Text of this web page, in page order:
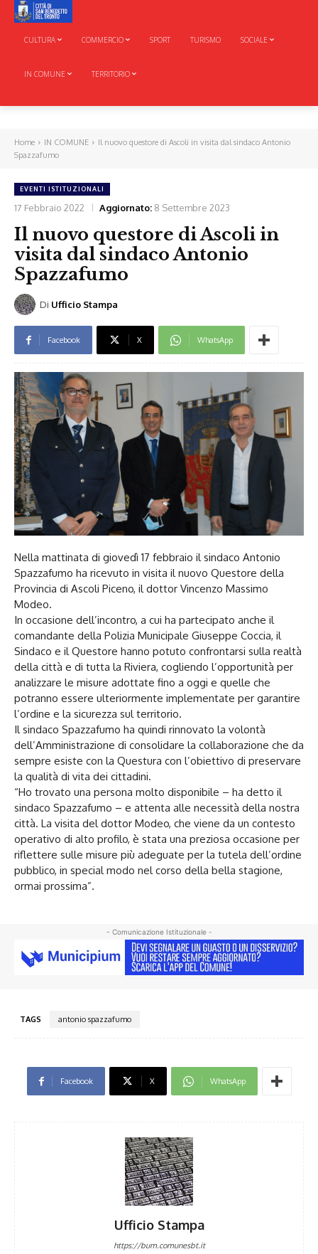
CULTURA COMMERCIO SPORT TURISMO SOCIALE
IN COMUNE TERRITORIO
Home IN COMUNE
Il nuovo questore di Ascoli in visita dal sindaco Antonio
Spazzafumo
EVENTI ISTITUZIONALI
17 Febbraio 2022 Aggiornato: 8 Settembre 2023
Il nuovo questore di Ascoli in
visita dal sindaco Antonio
Spazzafumo
Di Ufficio Stampa
Facebook X WhatsApp
Nella mattinata di giovedì 17 febbraio il sindaco Antonio
Spazzafumo ha ricevuto in visita il nuovo Questore della
Provincia di Ascoli Piceno, il dottor Vincenzo Massimo
Modeo.
In occasione dell’incontro, a cui ha partecipato anche il
comandante della Polizia Municipale Giuseppe Coccia, il
Sindaco e il Questore hanno potuto confrontarsi sulla realtà
della città e di tutta la Riviera, cogliendo l’opportunità per
analizzare le misure adottate fino a oggi e quelle che
potranno essere ulteriormente implementate per garantire
l’ordine e la sicurezza sul territorio.
Il sindaco Spazzafumo ha quindi rinnovato la volontà
dell’Amministrazione di consolidare la collaborazione che da
sempre esiste con la Questura con l’obiettivo di preservare
la qualità di vita dei cittadini.
“Ho trovato una persona molto disponibile – ha detto il
sindaco Spazzafumo – e attenta alle necessità della nostra
città. La visita del dottor Modeo, che viene da un contesto
operativo di alto profilo, è stata una preziosa occasione per
riflettere sulle misure più adeguate per la tutela dell’ordine
pubblico, in special modo nel corso della bella stagione,
ormai prossima”.
- Comunicazione Istituzionale -
TAGS antonio spazzafumo
Facebook X WhatsApp
Ufficio Stampa
https://bum.comunesbt.it